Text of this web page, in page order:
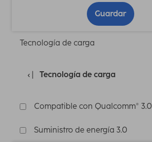
Guardar
Tecnología de carga
Tecnología de carga
Compatible con Qualcomm® 3.0
Suministro de energía 3.0